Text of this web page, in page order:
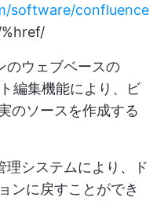
software/confluence
のウェブベースの
編集機能により、ビ
のソースを作成する
システムにより、ド
ンに戻すことができ